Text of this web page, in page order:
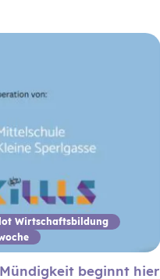
Wirtschaftsbildung
beginnt hier